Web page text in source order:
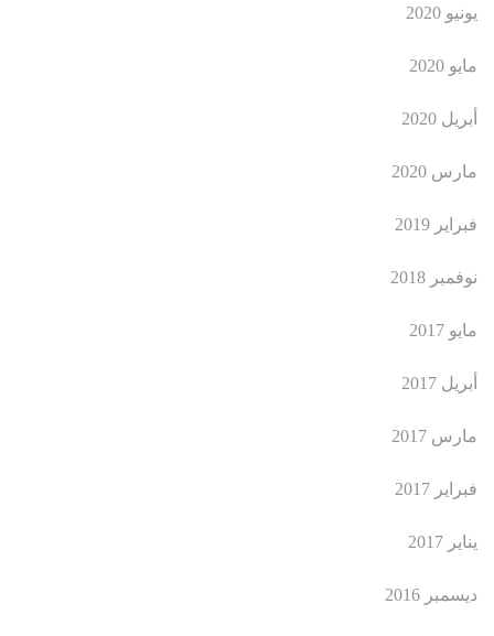
يونيو 2020
مايو 2020
أبريل 2020
مارس 2020
فبراير 2019
نوفمبر 2018
مايو 2017
أبريل 2017
مارس 2017
فبراير 2017
يناير 2017
ديسمبر 2016